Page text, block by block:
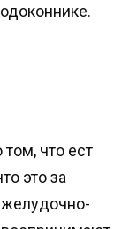
что ест
это за
желудочно-